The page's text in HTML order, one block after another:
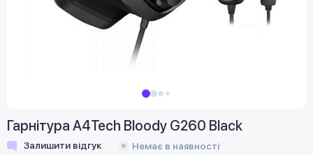
Гарнітура A4Tech Bloody G260 Black
Залишити відгук Немає в наявності